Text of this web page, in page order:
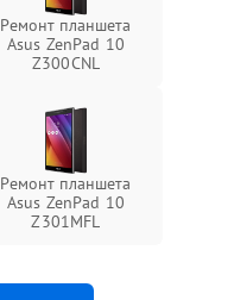
Ремонт планшета
Asus ZenPad 10
Z300CNL
Ремонт планшета
Asus ZenPad 10
Z301MFL